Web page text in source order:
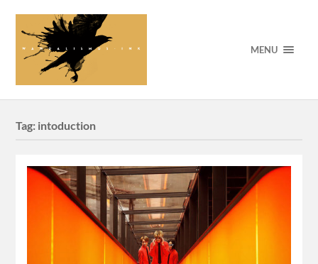
MENU
Tag: intoduction